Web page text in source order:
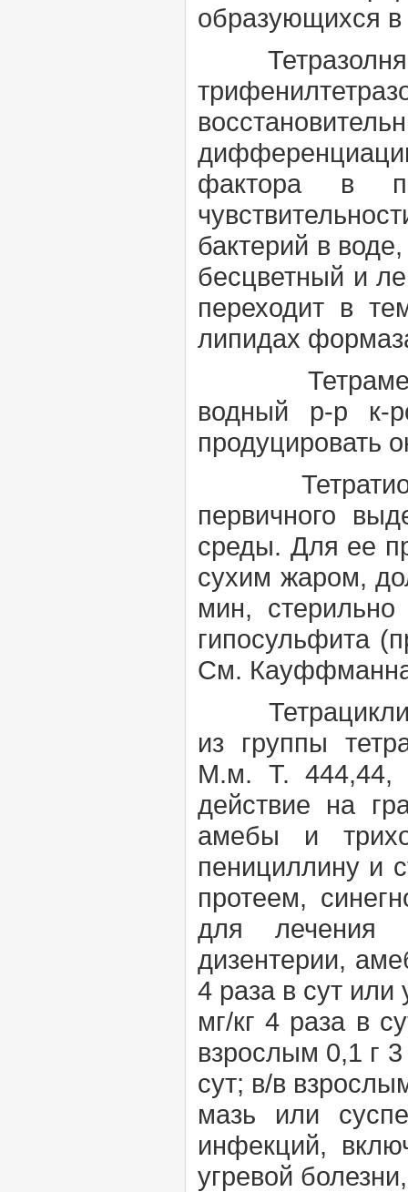
образующихся в
Тетразолня
фактора в
бактерий в
бесцветный и
переходит в
липидах
водный р-р к-
продуцировать
первичного
среды. Для ее
сухим жаром,
мин,
гипосульфита
См.
из группы
М.м. Т. 444,44,
действие на
амебы и
пенициллину и
протеем,
для лечения
дизентерии,
4 раза в сут
мг/кг 4 раза в
взрослым 0,1 г 3
сут; в/в
мазь или
инфекций,
угревой